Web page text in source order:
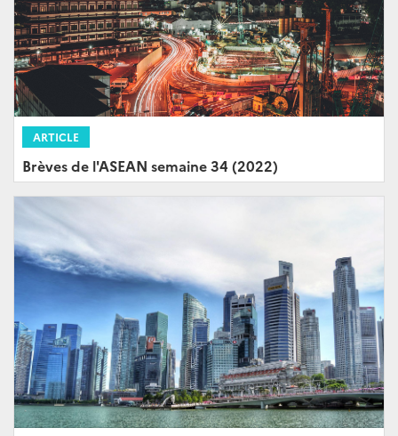
ARTICLE
Brèves de l'ASEAN semaine 34 (2022)